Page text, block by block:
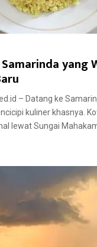
yang
– Datang ke
kuliner khasnya.
lewat Sungai